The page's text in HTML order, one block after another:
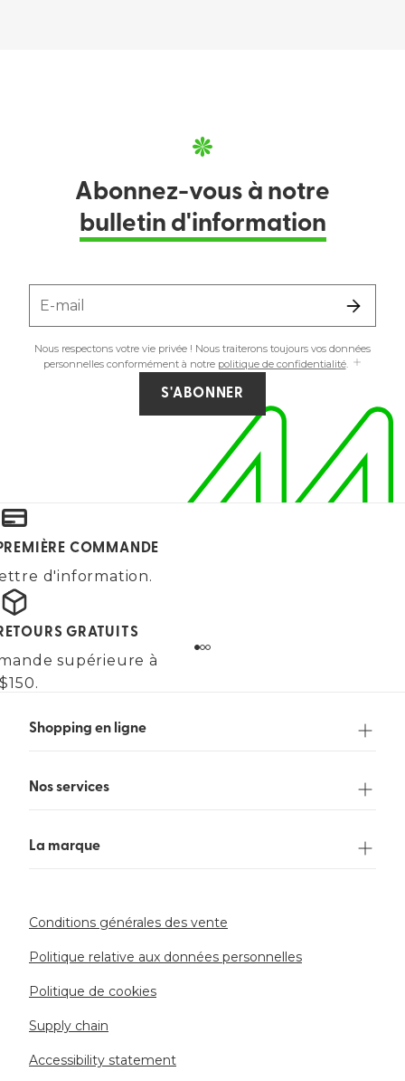
Abonnez-vous à notre
bulletin d'information
E-mail
Nous respectons votre vie privée ! Nous traiterons toujours vos données
personnelles conformément à notre politique de confidentialité.
S'ABONNER
COMMANDE
d'information.
GRATUITS
supérieure à
Shopping en ligne
Nos services
La marque
Conditions générales des vente
Politique relative aux données personnelles
Politique de cookies
Supply chain
Accessibility statement